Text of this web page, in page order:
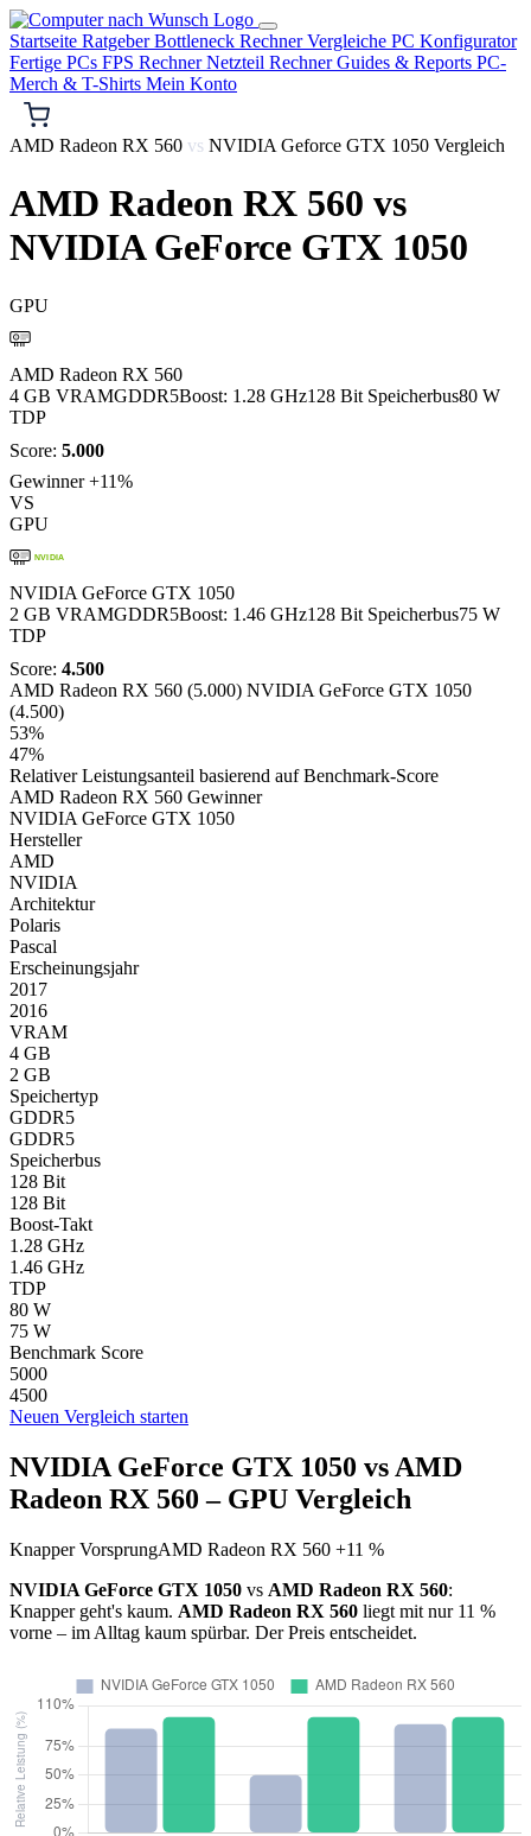
Startseite RatgeberBottleneck RechnerVergleiche PC Konfigurator
Fertige PCs FPS RechnerNetzteil RechnerGuides & Reports PC-
Merch & T-Shirts Mein Konto
AMD Radeon RX 560 vs NVIDIA Geforce GTX 1050 Vergleich
AMD Radeon RX 560 vs
NVIDIA GeForce GTX 1050
GPU
AMD Radeon RX 560
4 GB VRAMGDDR5Boost: 1.28 GHz128 Bit Speicherbus80 W
TDP
Score: 5.000
Gewinner+11%
VS
GPU
NVIDIA
NVIDIA GeForce GTX 1050
2 GB VRAMGDDR5Boost: 1.46 GHz128 Bit Speicherbus75 W
TDP
Score: 4.500
AMD Radeon RX 560 (5.000) NVIDIA GeForce GTX 1050
(4.500)
53%
47%
Relativer Leistungsanteil basierend auf Benchmark-Score
AMD Radeon RX 560 Gewinner
NVIDIA GeForce GTX 1050
Hersteller
AMD
NVIDIA
Architektur
Polaris
Pascal
Erscheinungsjahr
2017
2016
VRAM
4 GB
2 GB
Speichertyp
GDDR5
GDDR5
Speicherbus
128 Bit
128 Bit
Boost-Takt
1.28 GHz
1.46 GHz
TDP
80 W
75 W
Benchmark Score
5000
4500
Neuen Vergleich starten
NVIDIA GeForce GTX 1050 vs AMD
Radeon RX 560 – GPU Vergleich
Knapper VorsprungAMD Radeon RX 560 +11 %
NVIDIA GeForce GTX 1050 vs AMD Radeon RX 560:
Knapper geht's kaum. AMD Radeon RX 560 liegt mit nur 11 %
vorne – im Alltag kaum spürbar. Der Preis entscheidet.